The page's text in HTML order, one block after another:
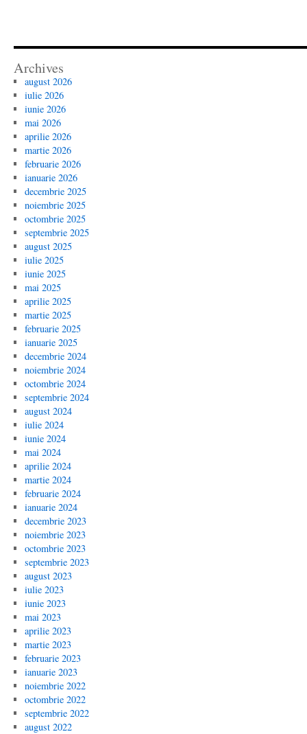
Archives
august 2026
iulie 2026
iunie 2026
mai 2026
aprilie 2026
martie 2026
februarie 2026
ianuarie 2026
decembrie 2025
noiembrie 2025
octombrie 2025
septembrie 2025
august 2025
iulie 2025
iunie 2025
mai 2025
aprilie 2025
martie 2025
februarie 2025
ianuarie 2025
decembrie 2024
noiembrie 2024
octombrie 2024
septembrie 2024
august 2024
iulie 2024
iunie 2024
mai 2024
aprilie 2024
martie 2024
februarie 2024
ianuarie 2024
decembrie 2023
noiembrie 2023
octombrie 2023
septembrie 2023
august 2023
iulie 2023
iunie 2023
mai 2023
aprilie 2023
martie 2023
februarie 2023
ianuarie 2023
noiembrie 2022
octombrie 2022
septembrie 2022
august 2022